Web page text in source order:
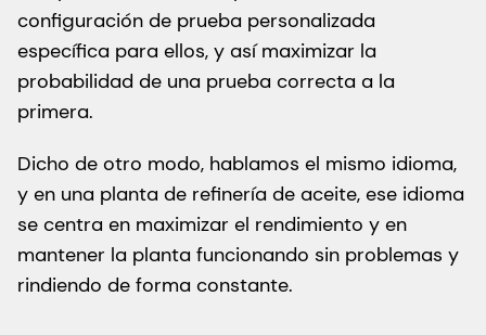
configuración de prueba personalizada
específica para ellos, y así maximizar la
probabilidad de una prueba correcta a la
primera.
Dicho de otro modo, hablamos el mismo idioma,
y en una planta de refinería de aceite, ese idioma
se centra en maximizar el rendimiento y en
mantener la planta funcionando sin problemas y
rindiendo de forma constante.